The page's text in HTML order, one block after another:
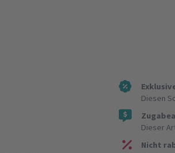
Diesen
Dieser
Nicht